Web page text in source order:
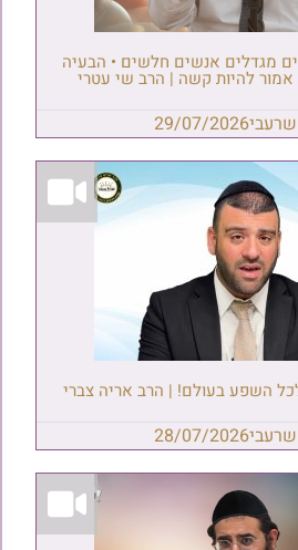
מגדלים אנשים חלשים • הבעיה
להיות קשה | הרב שי עטרי
29/07/2026
השפע בעולם! | הרב אריה צברי
28/07/2026